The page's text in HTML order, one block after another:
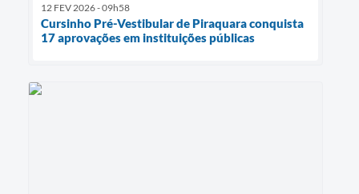
12 FEV 2026 - 09h58
Cursinho Pré-Vestibular de Piraquara conquista
17 aprovações em instituições públicas